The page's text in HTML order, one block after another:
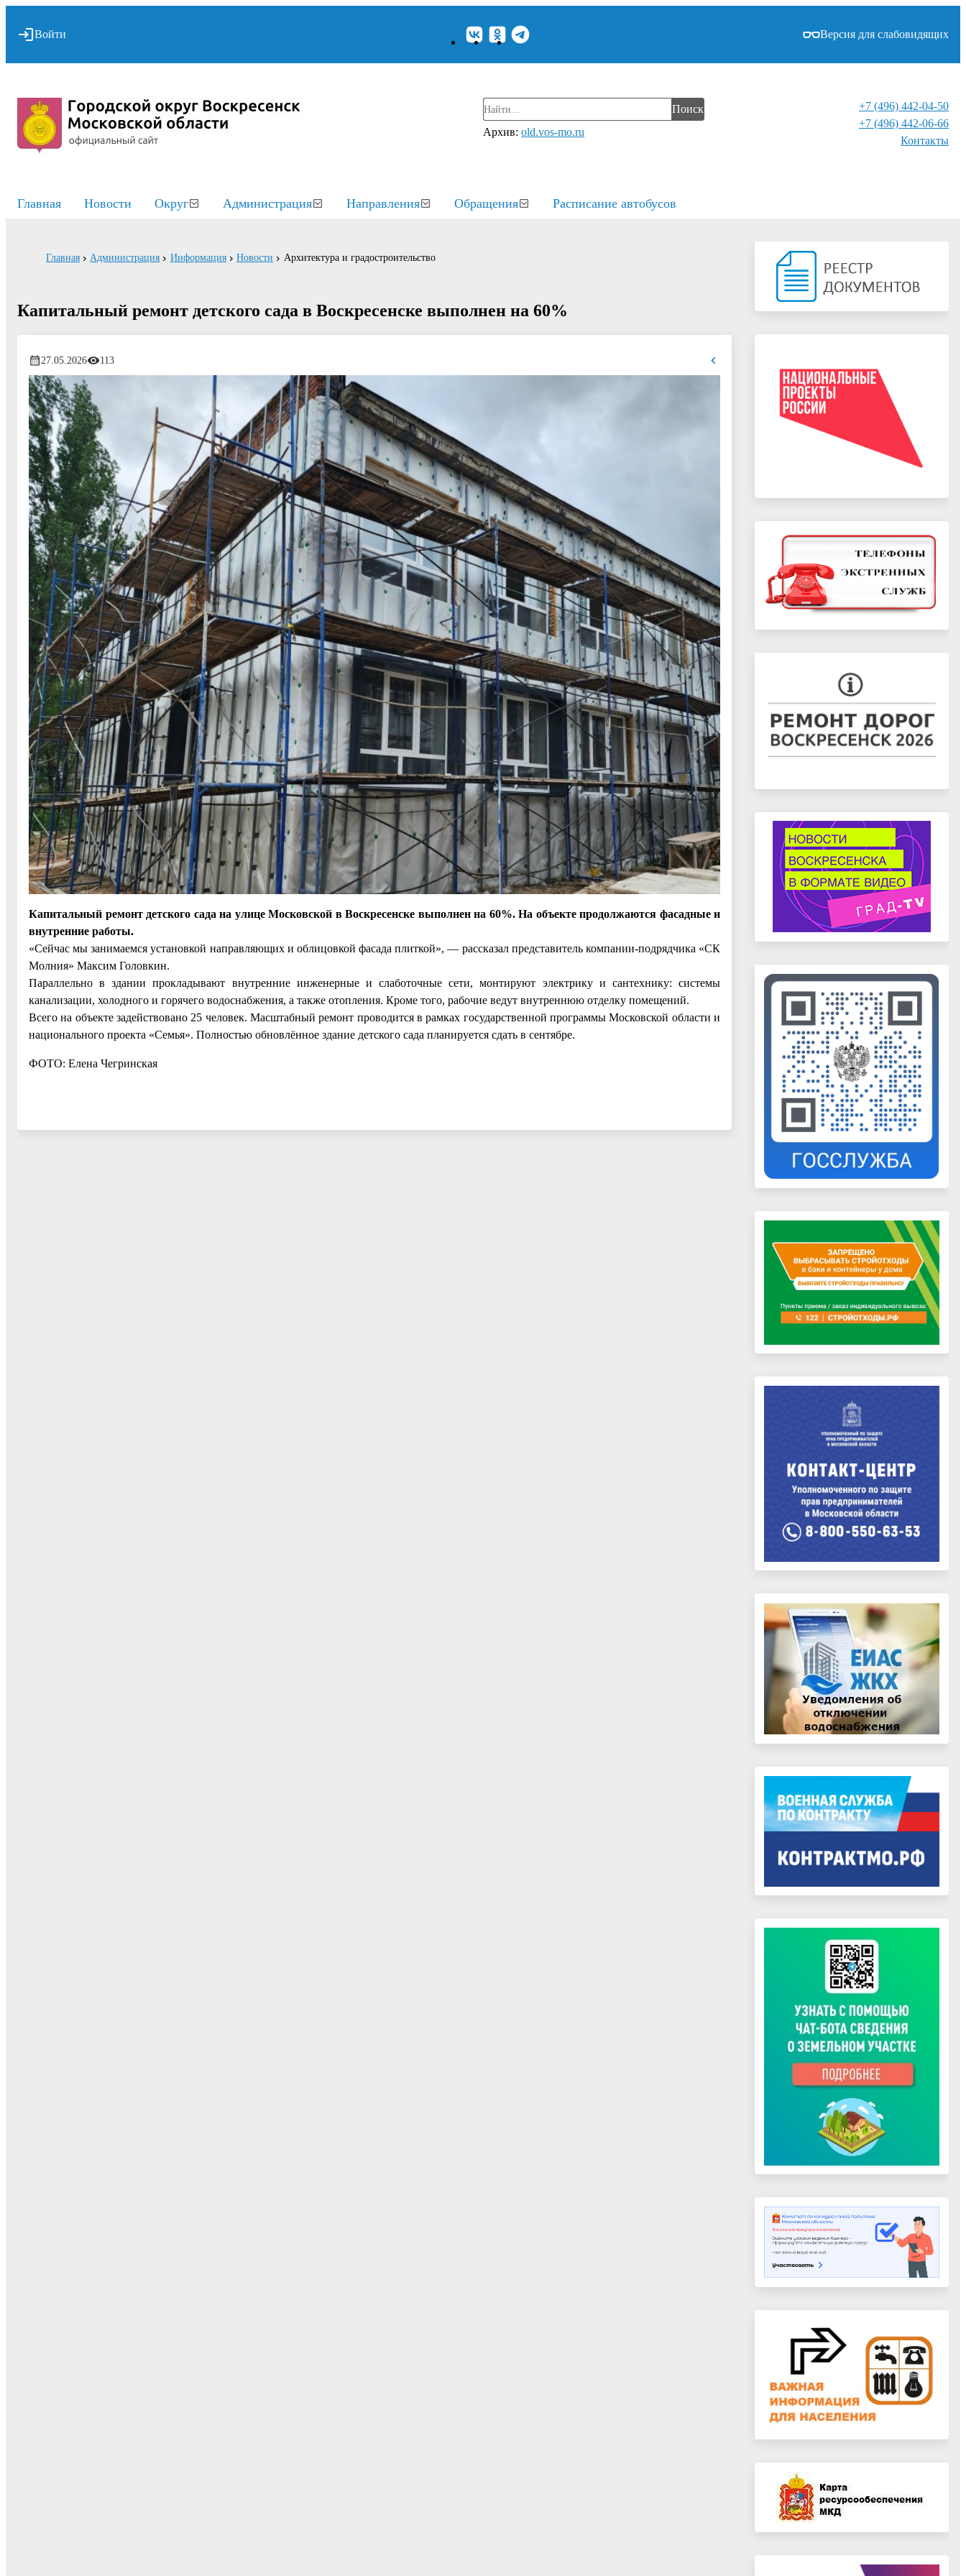
Войти Версия для слабовидящих
Поиск
Архив: old.vos-mo.ru
+7 (496) 442-04-50
+7 (496) 442-06-66
Контакты⁠
Главная Новости Округ Администрация Направления Обращения Расписание автобусов
Главная Администрация Информация Новости Архитектура и градостроительство
Капитальный ремонт детского сада в Воскресенске выполнен на 60%
27.05.2026 113
Капитальный ремонт детского сада на улице Московской в Воскресенске выполнен на 60%. На объекте продолжаются фасадные и
внутренние работы.
«Сейчас мы занимаемся установкой направляющих и облицовкой фасада плиткой», — рассказал представитель компании-подрядчика «СК
Молния» Максим Головкин.
Параллельно в здании прокладывают внутренние инженерные и слаботочные сети, монтируют электрику и сантехнику: системы
канализации, холодного и горячего водоснабжения, а также отопления. Кроме того, рабочие ведут внутреннюю отделку помещений.
Всего на объекте задействовано 25 человек. Масштабный ремонт проводится в рамках государственной программы Московской области и
национального проекта «Семья». Полностью обновлённое здание детского сада планируется сдать в сентябре.
ФОТО: Елена Чегринская